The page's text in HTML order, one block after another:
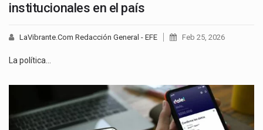
institucionales en el país
LaVibrante.Com Redacción General - EFE Feb 25, 2026
La política…